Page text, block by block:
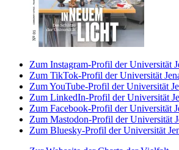
Zum Instagram-Profil der Universität
Zum TikTok-Profil der Universität
Zum YouTube-Profil der Universität
Zum LinkedIn-Profil der Universität
Zum Facebook-Profil der Universität
Zum Mastodon-Profil der Universität
Zum Bluesky-Profil der Universität